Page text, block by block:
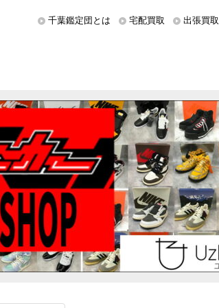
千葉鑑定団とは 宅配買取 出張買取